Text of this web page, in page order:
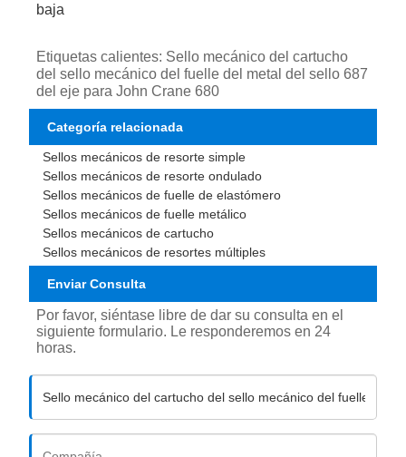
baja
Etiquetas calientes: Sello mecánico del cartucho
del sello mecánico del fuelle del metal del sello 687
del eje para John Crane 680
Categoría relacionada
Sellos mecánicos de resorte simple
Sellos mecánicos de resorte ondulado
Sellos mecánicos de fuelle de elastómero
Sellos mecánicos de fuelle metálico
Sellos mecánicos de cartucho
Sellos mecánicos de resortes múltiples
Enviar Consulta
Por favor, siéntase libre de dar su consulta en el
siguiente formulario. Le responderemos en 24
horas.